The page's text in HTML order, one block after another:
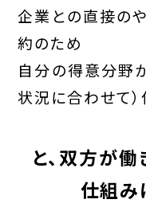
企業との直接の
約のため
自分の得意分野
状況に合わせて
と、双方が
仕組み